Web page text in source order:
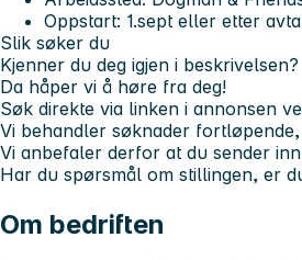
Oppstart: 1.sept eller etter
Slik søker du
Kjenner du deg igjen i beskrivelsen?
Da håper vi å høre fra deg!
Søk direkte via linken i annonsen
Vi behandler søknader
Vi anbefaler derfor at du sender
Har du spørsmål om stillingen, er
Om bedriften